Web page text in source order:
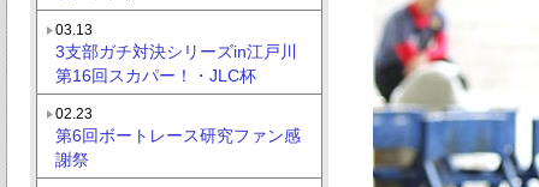
03.13
3支部ガチ対決シリーズin江戸川
第16回スカパー！・JLC杯
02.23
第6回ボートレース研究ファン感
謝祭